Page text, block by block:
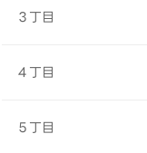
３丁目
４丁目
５丁目